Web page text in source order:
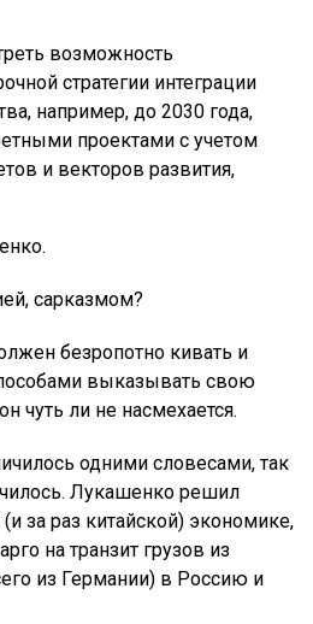
возможность
стратегии интеграции
например, до 2030 года,
проектами с учетом
и векторов развития,
сарказмом?
безропотно кивать и
выказывать свою
чуть ли не насмехается.
одними словесами, так
Лукашенко решил
за раз китайской) экономике,
на транзит грузов из
из Германии) в Россию и